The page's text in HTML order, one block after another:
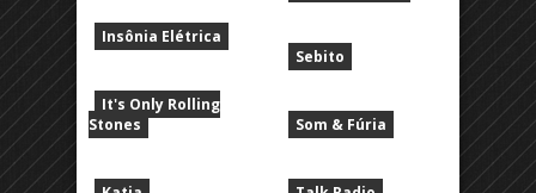
Insônia Elétrica
It's Only Rolling
Stones
Sebito
Som & Fúria